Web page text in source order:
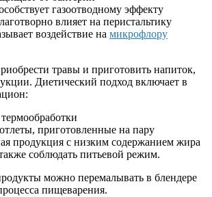
газоотводному эффекту
влияет на перистальтику
воздействие на микрофлору
травы и приготовить напиток,
Диетический подход включает в
приготовленные на пару
продукция с низким содержанием жира
соблюдать питьевой режим.
можно перемалывать в блендере
пищеварения.